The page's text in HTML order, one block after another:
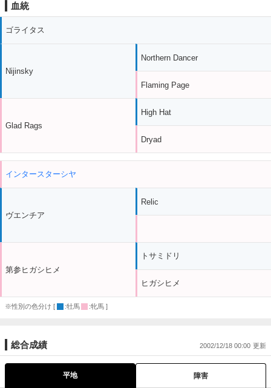
血統
ゴライタス
Nijinsky
Glad Rags
Northern Dancer
Flaming Page
High Hat
Dryad
インタースターシヤ
ヴエンチア
第参ヒガシヒメ
Relic
トサミドリ
ヒガシヒメ
※性別の色分け [ :牡馬 :牝馬 ]
総合成績 2002/12/18 00:00
平地 障害